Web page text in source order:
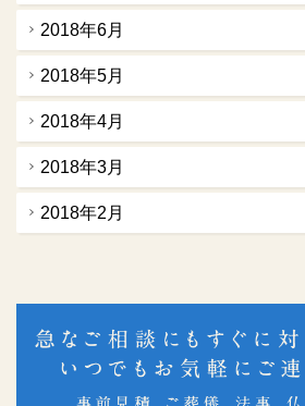
2018年6月
2018年5月
2018年4月
2018年3月
2018年2月